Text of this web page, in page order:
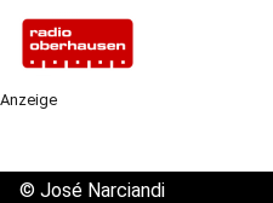
Anzeige
© José Narciandi